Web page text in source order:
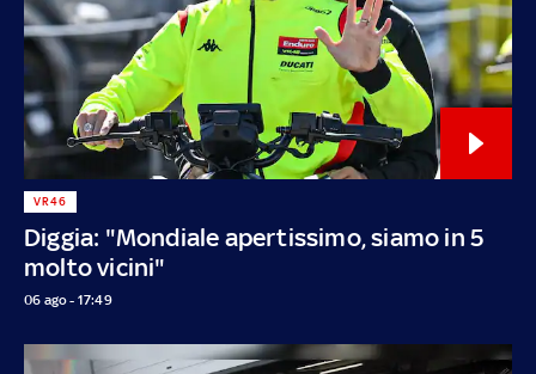
Diggia: "Mondiale apertissimo, siamo in 5
molto vicini"
VR46
06 ago - 17:49